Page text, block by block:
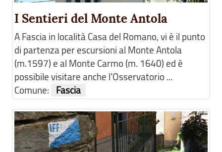
I Sentieri del Monte Antola
A Fascia in località Casa del Romano, vi è il punto
di partenza per escursioni al Monte Antola
(m.1597) e al Monte Carmo (m. 1640) ed è
possibile visitare anche l’Osservatorio ...
Comune:
Fascia